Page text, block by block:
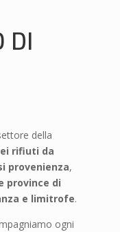
DI
della
rifiuti da
provenienza,
province di
e limitrofe.
ogni